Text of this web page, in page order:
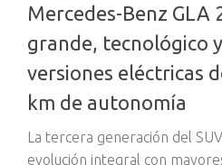
Mercedes-Benz GLA
grande, tecnológico
versiones eléctricas
km de autonomía
La tercera generación del
evolución integral con